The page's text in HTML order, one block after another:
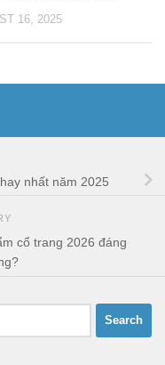
16, 2025
nhất năm 2025
cổ trang 2026 đáng